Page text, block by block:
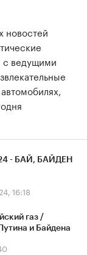
новостей
с ведущими
- БАЙ, БАЙДЕН
16:18
газ /
и Байдена